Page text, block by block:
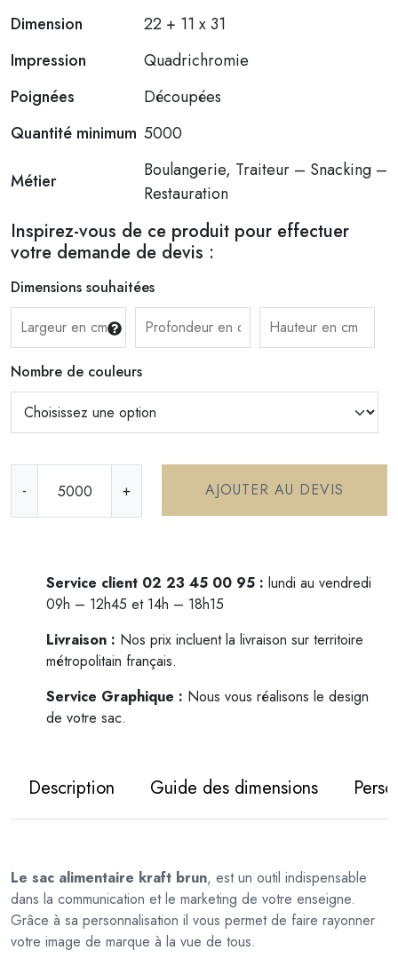
Dimension
22 + 11 x 31
Impression
Quadrichromie
Poignées
Découpées
Quantité minimum 5000
Métier
Boulangerie, Traiteur – Snacking –
Restauration
Inspirez-vous de ce produit pour effectuer
votre demande de devis :
Dimensions souhaitées
Nombre de couleurs
-
a
m
t
a
i
r
+ AJOUTER AU DEVIS
Service client 02 23 45 00 95 : lundi au vendredi
09h – 12h45 et 14h – 18h15
Livraison : Nos prix incluent la livraison sur territoire
métropolitain français.
Service Graphique : Nous vous réalisons le design
de votre sac.
Description Guide des dimensions
Le sac alimentaire kraft brun, est un outil indispensable
dans la communication et le marketing de votre enseigne.
Grâce à sa personnalisation il vous permet de faire rayonner
votre image de marque à la vue de tous.